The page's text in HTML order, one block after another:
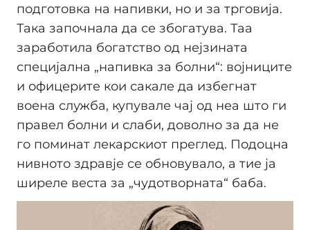
подготовка на напивки, но и за трговија.
Така започнала да се збогатува. Таа
заработила богатство од нејзината
специјална „напивка за болни“: војниците
и офицерите кои сакале да избегнат
воена служба, купувале чај од неа што ги
правел болни и слаби, доволно за да не
го поминат лекарскиот преглед. Подоцна
нивното здравје се обновувало, а тие ја
ширеле веста за „чудотворната“ баба.